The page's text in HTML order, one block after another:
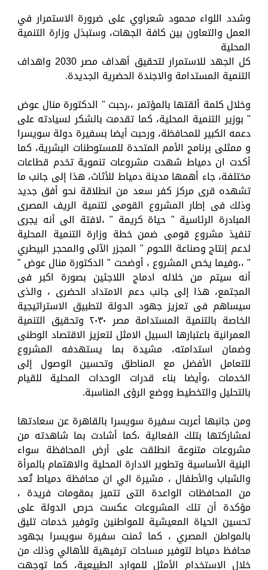
وشدد اللواء محمود شعراوي على ضرورة الاستمرار في
العمل والتعاون بين كافة الجهات، وستبذل وزارة التنمية
المحلية
كل الجهد للاستمرار لتحقيق أهداف مصر 2030 واهداف
التنمية المستدامة والاجندة الحضرية الجديدة.
وخلال كلمة ألقتها بالمؤتمر ،،رحبت " الدكتورة منال عوض
" بوزير التنمية المحلية، كما تقدمت بالشكر لسيادته على
دعمه الكبير للمحافظة، ورحبت أيضا بسفيرة دولة سويسرا
و ممثلى برنامج الأمم المتحدة للمستوطنات البشرية، كما
أكدت ان دمياط شهدت مشروعات تنموية تخدم قطاعات
مختلفة، جاء أهمها مدينة دمياط للأثاث، هذا إلى جانب ما
تشهده قرى مركز كفر سعد من انطلاقة نحو أفق جديد
وذلك فى إطار المشروع القومى لتنمية الريف المصرى
المبادرة الرئاسية " حياة كريمة " ،لافتة الى أنه يجرى
تنفيذ مشروع قومى ضمن خطة وزارة التنمية المحلية
لدعم إنتاج وصناعة اللحوم " المجزر الآلى والمحجر البيطري
" ،،وفيما يخص المشروع ، أوضحت " الدكتورة منال عوض "
أنه سيتم من خلاله ادماج اللاجئين بصورة اكبر فى
المجتمع، هذا إلى جانب دعم الامتداد الحضرى ، والذى
سيساهم فى تعزيز جهود الدولة لتطبيق الاستراتيجية
الخاصة بالتنمية المستدامة مصر ٢٠٣٠ وتحقيق التنمية
العمرانية باعتبارها السبيل الامثل لتعزيز الاقتصاد الوطنى
وضمان استدامته، مشيدة بما يستهدفه المشروع
للتعامل الأفضل مع المناطق وتحسين الوصول إلى
الخدمات ،وأيضا بناء قدرات الوحدات المحلية للقيام
بالتحليل والتخطيط ووضع الرؤى المناسبة.
ومن جانبها أعربت سفيرة سويسرا بالقاهرة عن سعادتها
لمشاركتها بتلك الفعالية ،كما أشادت بما شاهدته من
مشروعات متنوعة انطلقت على أرض المحافظة سواء
البنية الأساسية وتطوير الادارة المحلية والاهتمام بالمرأة
والشباب والأطفال ، مشيرة الي ان محافظة دمياط تُعد
من المحافظات الواعدة التى تتميز بمقومات فريدة ،
مؤكدة أن تلك المشروعات عكست حرص الدولة على
تحسين الحياة المعيشية للمواطنين وتوفير خدمات تليق
بالمواطن المصري ، كما ثمنت سفيرة سويسرا بجهود
محافظ دمياط لتوفير مساحات ترفيهية للأهالي وذلك من
خلال الاستخدام الأمثل للموارد الطبيعية، كما توجهت